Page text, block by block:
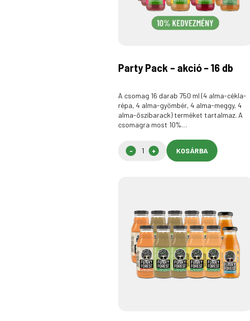
Party Pack – akció – 16 db
A csomag 16 darab 750 ml (4 alma-cékla-
répa, 4 alma-gyömbér, 4 alma-meggy, 4
alma-őszibarack) terméket tartalmaz. A
csomagra most 10%…
KOSÁRBA